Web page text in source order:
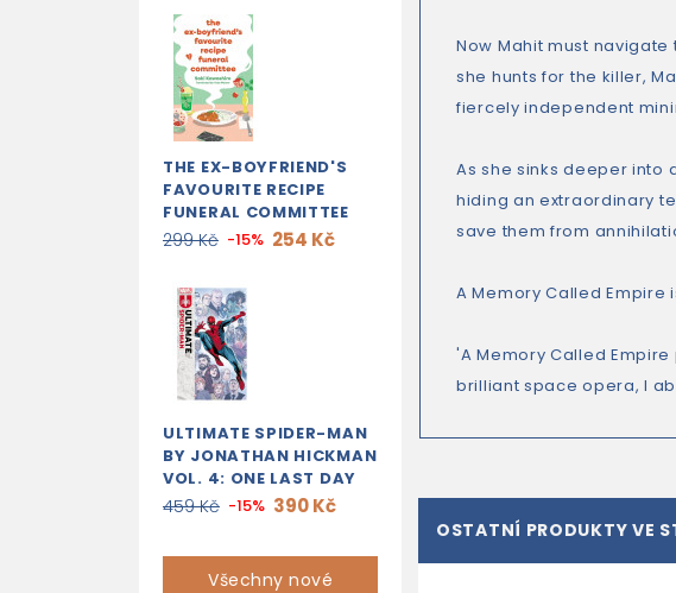
THE EX-BOYFRIEND'S
FAVOURITE RECIPE
FUNERAL COMMITTEE
299 Kč -15% 254 Kč
ULTIMATE SPIDER-MAN
BY JONATHAN HICKMAN
VOL. 4: ONE LAST DAY
459 Kč -15% 390 Kč
Všechny nové
Now Mahit must
she hunts for the killer,
fiercely independent
As she sinks deeper into
hiding an extraordinary
save them from
A Memory Called
'A Memory Called
brilliant space opera, I
OSTATNÍ PRODUKTY VE